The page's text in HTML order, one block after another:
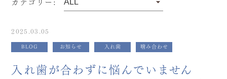
カテゴリー:
2025.03.05
BLOG お知らせ 入れ歯 噛み合わせ
入れ歯が合わずに悩んでいません